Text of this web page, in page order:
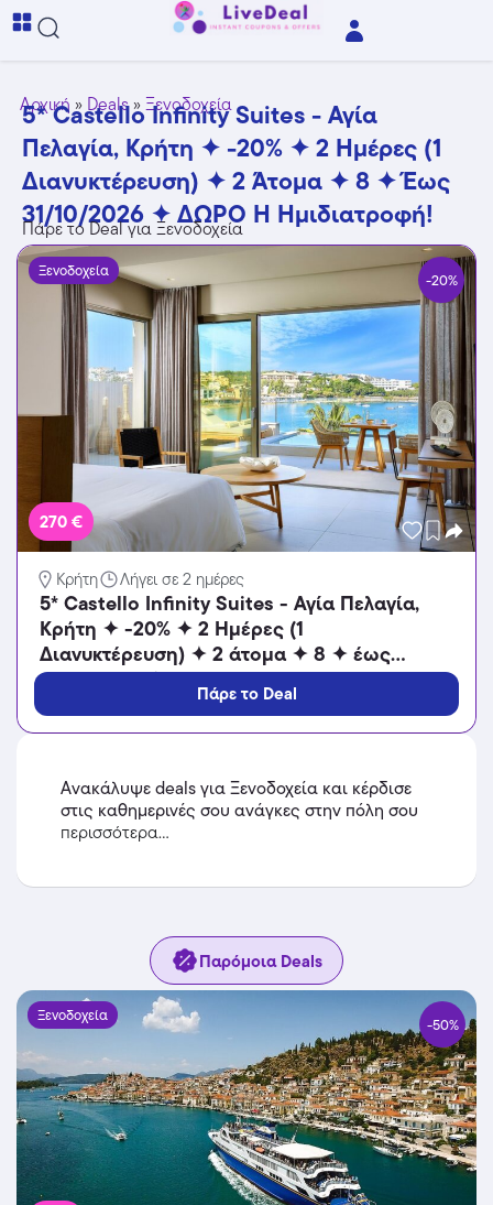
Αρχική » Deals»Ξενοδοχεία
5* Castello Infinity Suites - Αγία
Πελαγία, Κρήτη ✦ -20% ✦ 2 Ημέρες (1
Διανυκτέρευση) ✦ 2 Άτομα ✦ 8 ✦ Έως
31/10/2026 ✦ ΔΩΡΟ Η Ημιδιατροφή!
Πάρε το Deal για Ξενοδοχεία
Ξενοδοχεία -20%
270 €
Κρήτη Λήγει σε 2 ημέρες
5* Castello Infinity Suites - Αγία Πελαγία,
Κρήτη ✦ -20% ✦ 2 Ημέρες (1
Διανυκτέρευση) ✦ 2 άτομα ✦ 8 ✦ έως
31/10/2026 ✦ ΔΩΡΟ η Ημιδιατροφή!
Πάρε το Deal
Ανακάλυψε deals για Ξενοδοχεία και κέρδισε
στις καθημερινές σου ανάγκες στην πόλη σου
περισσότερα...
Παρόμοια Deals
Ξενοδοχεία -50%